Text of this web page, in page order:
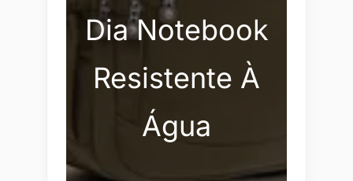
Dia Notebook
Resistente À
Água